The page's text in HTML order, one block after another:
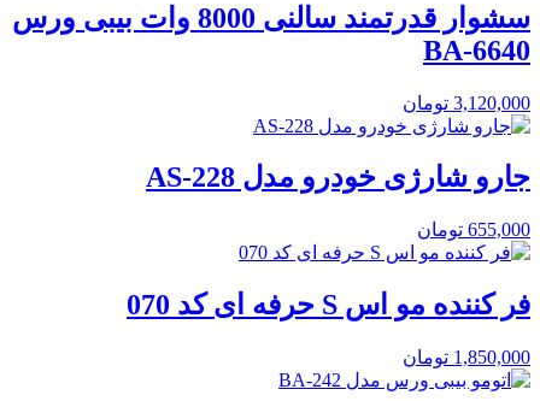
سشوار قدرتمند سالنی 8000 وات بیبی ورس
BA-6640
3,120,000 تومان
جارو شارژی خودرو مدل AS-228
655,000 تومان
فر کننده مو اس S حرفه ای کد 070
1,850,000 تومان